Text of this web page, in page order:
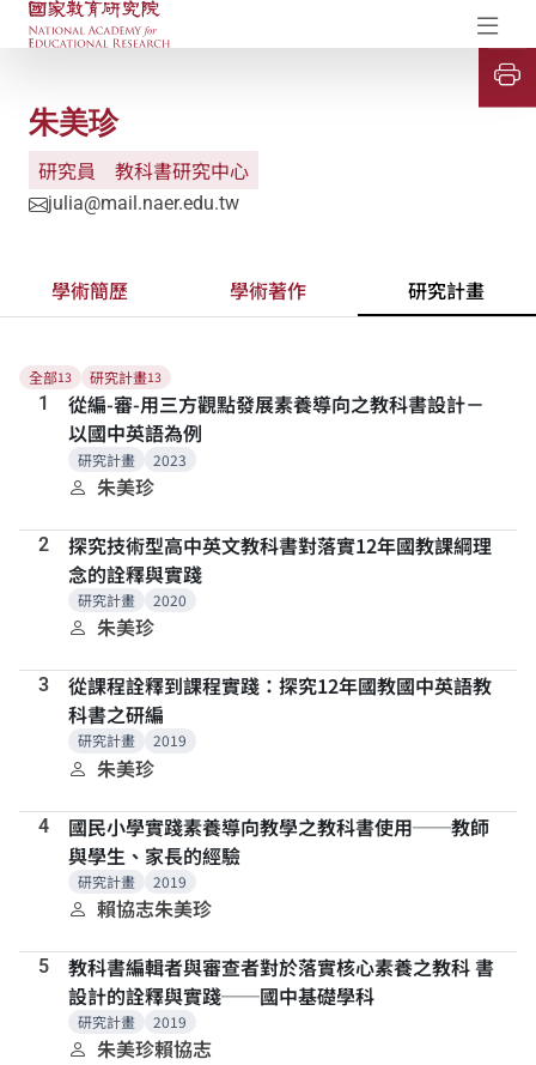
國家教育研究院-研究成果典藏庫
朱美珍
研究員 教科書研究中心
julia@mail.naer.edu.tw
學術簡歷 學術著作 研究計畫
全部13 研究計畫13
1
從編-審-用三方觀點發展素養導向之教科書設計－
以國中英語為例
研究計畫 2023
朱美珍
2
探究技術型高中英文教科書對落實12年國教課綱理
念的詮釋與實踐
研究計畫 2020
朱美珍
3
從課程詮釋到課程實踐：探究12年國教國中英語教
科書之研編
研究計畫 2019
朱美珍
4
國民小學實踐素養導向教學之教科書使用──教師
與學生、家長的經驗
研究計畫 2019
賴協志朱美珍
5
教科書編輯者與審查者對於落實核心素養之教科 書
設計的詮釋與實踐──國中基礎學科
研究計畫 2019
朱美珍賴協志